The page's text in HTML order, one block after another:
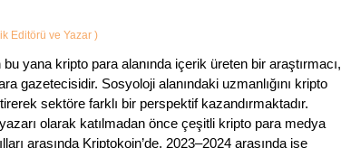
Editörü ve Yazar )
yana kripto para alanında içerik üreten bir araştırmacı,
gazetecisidir. Sosyoloji alanındaki uzmanlığını kripto
sektöre farklı bir perspektif kazandırmaktadır.
olarak katılmadan önce çeşitli kripto para medya
arasında Kriptokoin’de, 2023–2024 arasında ise